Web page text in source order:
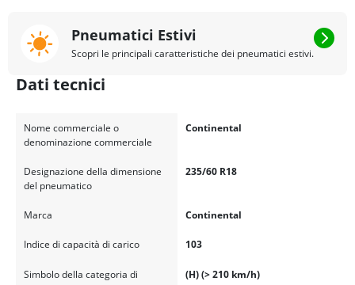
Pneumatici Estivi
Scopri le principali caratteristiche dei pneumatici estivi.
Dati tecnici
Nome commerciale o
denominazione commerciale
Continental
Designazione della dimensione
del pneumatico
235/60 R18
Marca Continental
Indice di capacità di carico 103
Simbolo della categoria di
(H) (> 210 km/h)